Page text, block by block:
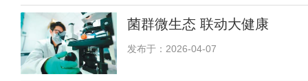
菌群微生态 联动大健康
发布于：2026-04-07